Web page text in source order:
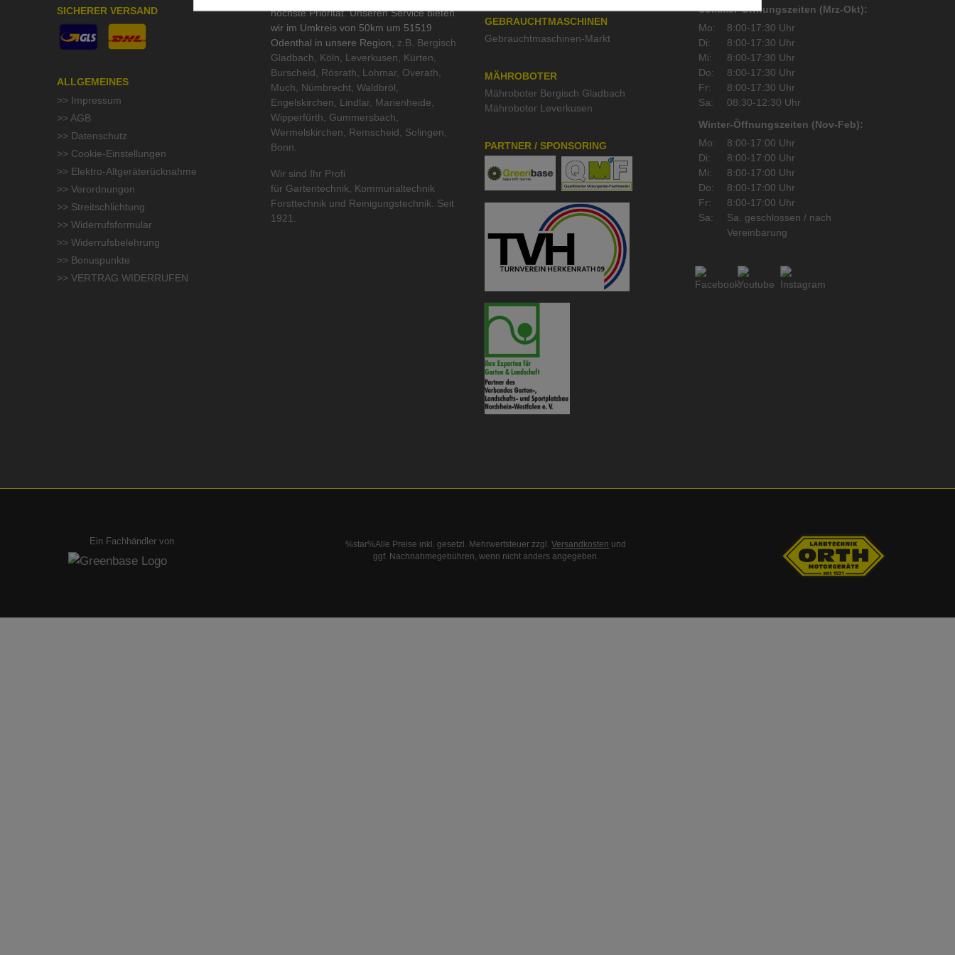
SICHERER VERSAND
ALLGEMEINES
>> Impressum
>> AGB
>> Datenschutz
>> Cookie-Einstellungen
>> Elektro-Altgeräterücknahme
>> Verordnungen
>> Streitschlichtung
>> Widerrufsformular
>> Widerrufsbelehrung
>> Bonuspunkte
>> VERTRAG WIDERRUFEN
höchste Priorität. Unseren Service bieten
wir im Umkreis von 50km um 51519
Odenthal in unsere Region , z.B. Bergisch
Gladbach, Köln, Leverkusen, Kürten,
Burscheid, Rösrath, Lohmar, Overath,
Much, Nümbrecht, Waldbröl,
Engelskirchen, Lindlar, Marienheide,
Wipperfürth, Gummersbach,
Wermelskirchen, Remscheid, Solingen,
Bonn.
Wir sind Ihr Profi
für Gartentechnik
Kommunaltechnik
Forsttechnik und Reinigungstechnik . Seit
1921.
GEBRAUCHTMASCHINEN
Gebrauchtmaschinen-Markt
MÄHROBOTER
Mähroboter Bergisch Gladbach
Mähroboter Leverkusen
PARTNER / SPONSORING
Sommer-Öffnungszeiten (Mrz-Okt):
Mo:
8:00-17:30 Uhr
Di:
8:00-17:30 Uhr
Mi:
8:00-17:30 Uhr
Do:
8:00-17:30 Uhr
Fr:
8:00-17:30 Uhr
Sa:
08:30-12:30 Uhr
Winter-Öffnungszeiten (Nov-Feb):
Mo:
8:00-17:00 Uhr
Di:
8:00-17:00 Uhr
Mi:
8:00-17:00 Uhr
Do:
8:00-17:00 Uhr
Fr:
8:00-17:00 Uhr
Sa:
Sa. geschlossen / nach
Vereinbarung
Ein Fachhändler von %star%Alle Preise inkl. gesetzl. Mehrwertsteuer zzgl.Versandkosten und
ggf. Nachnahmegebühren, wenn nicht anders angegeben.